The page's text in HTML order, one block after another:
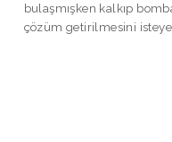
bulaşmışken kalkıp
çözüm getirilmesini